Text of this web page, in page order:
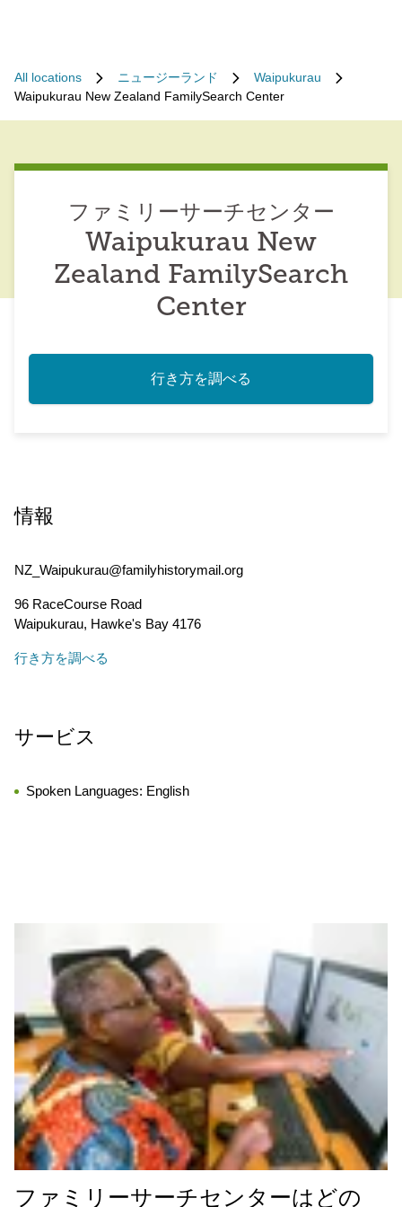
All locations ニュージーランド
Waipukurau
Waipukurau New Zealand FamilySearch Center
ファミリーサーチセンター
Waipukurau New
Zealand FamilySearch
Center
行き方を調べる
情報
NZ_Waipukurau@familyhistorymail.org
96 RaceCourse Road
Waipukurau, Hawke's Bay 4176
行き方を調べる
サービス
Spoken Languages: English
ファミリーサーチセンターはどの